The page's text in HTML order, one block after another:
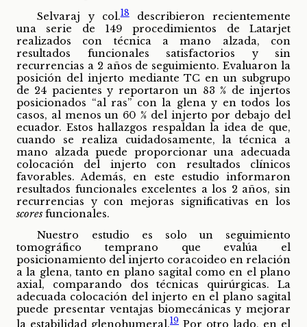
Selvaraj y col.18describieron recientemente
una serie de 149 procedimientos de Latarjet
realizados con técnica a mano alzada, con
resultados funcionales satisfactorios y sin
recurrencias a 2 años de seguimiento. Evaluaron la
posición del injerto mediante TC en un subgrupo
de 24 pacientes y reportaron un 83 % de injertos
posicionados “al ras” con la glena y en todos los
casos, al menos un 60 % del injerto por debajo del
ecuador. Estos hallazgos respaldan la idea de que,
cuando se realiza cuidadosamente, la técnica a
mano alzada puede proporcionar una adecuada
colocación del injerto con resultados clínicos
favorables. Además, en este estudio informaron
resultados funcionales excelentes a los 2 años, sin
recurrencias y con mejoras significativas en los
scores funcionales.
Nuestro estudio es solo un seguimiento
tomográfico temprano que evalúa el
posicionamiento del injerto coracoideo en relación
a la glena, tanto en plano sagital como en el plano
axial, comparando dos técnicas quirúrgicas. La
adecuada colocación del injerto en el plano sagital
puede presentar ventajas biomecánicas y mejorar
la estabilidad glenohumeral.19 Por otro lado, en el